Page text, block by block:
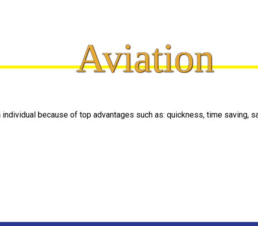
Aviation
because of top advantages such as: quickness, time saving,